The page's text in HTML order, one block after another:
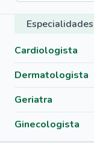
Cardiologista
Dermatologista
Geriatra
Ginecologista